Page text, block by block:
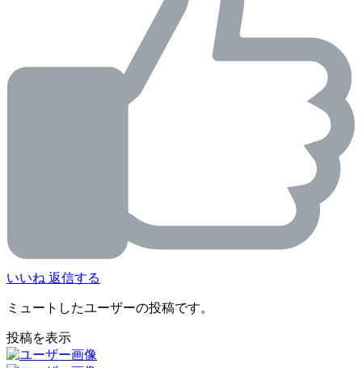
いいね 返信する
ミュートしたユーザーの投稿です。
投稿を表示